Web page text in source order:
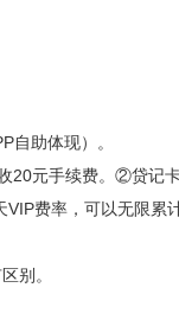
自助体现）。
20元手续费。②贷记
费率，可以无限累
别。